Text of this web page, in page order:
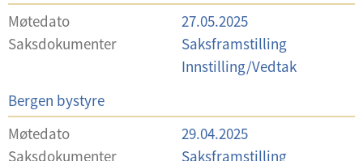
Møtedato 27.05.2025
t
v
a
g
Saksdokumenter
Saksframstilling
Innstilling/Vedtak
Møtedato 29.04.2025
U
t
v
Bergen bystyre
Saksdokumenter
Saksframstilling